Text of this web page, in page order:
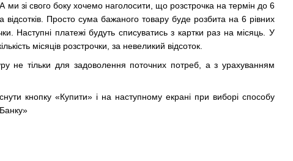
зі свого боку хочемо наголосити, що розстрочка на термін до 6
відсотків. Просто сума бажаного товару буде розбита на 6 рівних
Наступні платежі будуть списуватись з картки раз на місяць. У
місяців розстрочки, за невеликий відсоток.
не тільки для задоволення поточних потреб, а з урахуванням
кнопку «Купити» і на наступному екрані при виборі способу